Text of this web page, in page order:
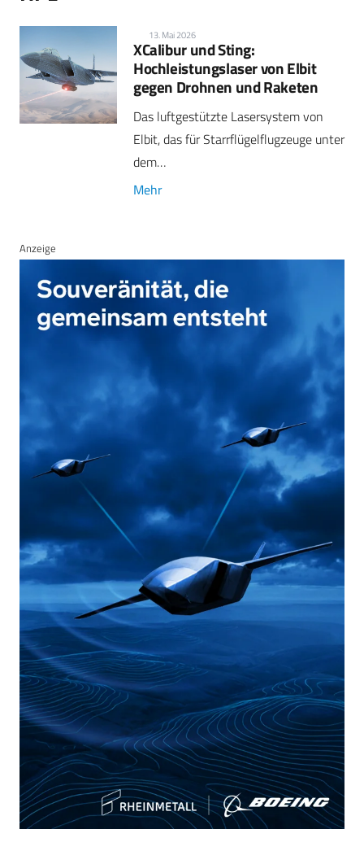
13. Mai 2026
XCalibur und Sting:
Hochleistungslaser von Elbit
gegen Drohnen und Raketen
Das luftgestützte Lasersystem von
Elbit, das für Starrflügelflugzeuge unter
dem…
Mehr
Anzeige